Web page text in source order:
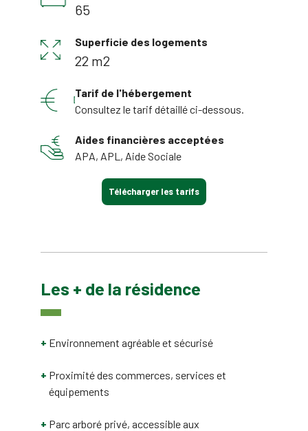
65
Superficie des logements
22 m2
Tarif de l'hébergement
Consultez le tarif détaillé ci-dessous.
Aides financières acceptées
APA, APL, Aide Sociale
Télécharger les tarifs
Les + de la résidence
Environnement agréable et sécurisé
Proximité des commerces, services et
équipements
Parc arboré privé, accessible aux